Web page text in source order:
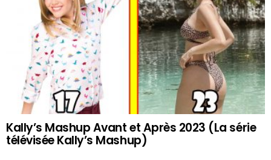
Kally’s Mashup Avant et Après 2023 (La série
télévisée Kally’s Mashup)